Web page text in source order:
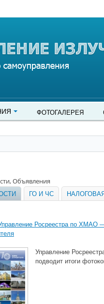
ФОТОГАЛЕРЕЯ
Объявления
ГО И ЧС
Росреестра по ХМАО
Управление
подводит итоги